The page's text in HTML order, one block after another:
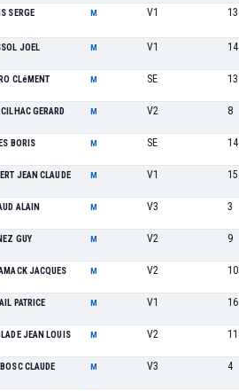
SERGE M V1 13
JOEL M V1 14
CLéMENT M SE 13
GERARD M V2 8
BORIS M SE 14
JEAN CLAUDE M V1 15
ALAIN M V3 3
GUY M V2 9
JACQUES M V2 10
PATRICE M V1 16
JEAN LOUIS M V2 11
CLAUDE M V3 4